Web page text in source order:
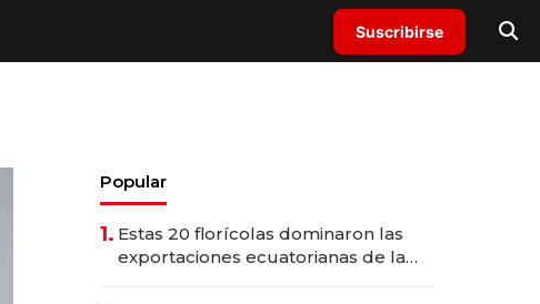
Suscribirse
Popular
1. Estas 20 florícolas dominaron las
exportaciones ecuatorianas de la